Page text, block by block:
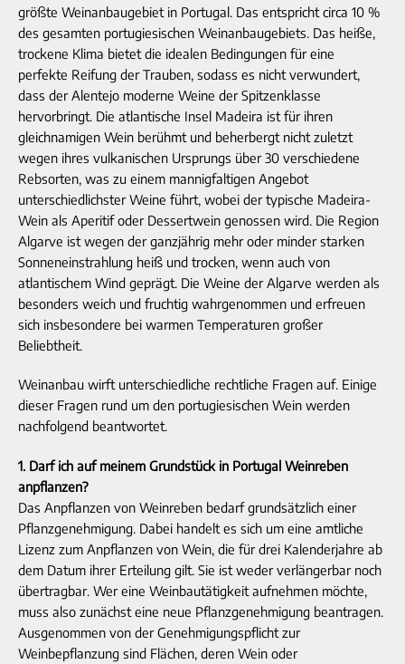
größte Weinanbaugebiet in Portugal. Das entspricht circa 10 %
des gesamten portugiesischen Weinanbaugebiets. Das heiße,
trockene Klima bietet die idealen Bedingungen für eine
perfekte Reifung der Trauben, sodass es nicht verwundert,
dass der Alentejo moderne Weine der Spitzenklasse
hervorbringt. Die atlantische Insel Madeira ist für ihren
gleichnamigen Wein berühmt und beherbergt nicht zuletzt
wegen ihres vulkanischen Ursprungs über 30 verschiedene
Rebsorten, was zu einem mannigfaltigen Angebot
unterschiedlichster Weine führt, wobei der typische Madeira-
Wein als Aperitif oder Dessertwein genossen wird. Die Region
Algarve ist wegen der ganzjährig mehr oder minder starken
Sonneneinstrahlung heiß und trocken, wenn auch von
atlantischem Wind geprägt. Die Weine der Algarve werden als
besonders weich und fruchtig wahrgenommen und erfreuen
sich insbesondere bei warmen Temperaturen großer
Beliebtheit.
Weinanbau wirft unterschiedliche rechtliche Fragen auf. Einige
dieser Fragen rund um den portugiesischen Wein werden
nachfolgend beantwortet.
1. Darf ich auf meinem Grundstück in Portugal Weinreben
anpflanzen?
Das Anpflanzen von Weinreben bedarf grundsätzlich einer
Pflanzgenehmigung. Dabei handelt es sich um eine amtliche
Lizenz zum Anpflanzen von Wein, die für drei Kalenderjahre ab
dem Datum ihrer Erteilung gilt. Sie ist weder verlängerbar noch
übertragbar. Wer eine Weinbautätigkeit aufnehmen möchte,
muss also zunächst eine neue Pflanzgenehmigung beantragen.
Ausgenommen von der Genehmigungspflicht zur
Weinbepflanzung sind Flächen, deren Wein oder